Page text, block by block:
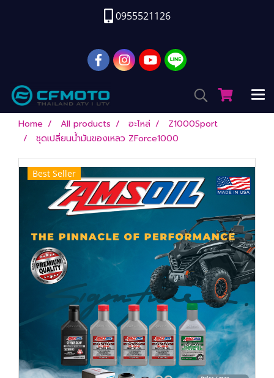
0955521126
Home All products อะไหล่
Z1000Sport
ชุดเปลี่ยนน้ำมันของเหลว ZForce1000
Best Seller